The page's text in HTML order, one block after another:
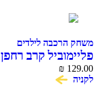
משחק הרכבה לילדים
פליימוביל קרב
₪ 129.00
לקניה